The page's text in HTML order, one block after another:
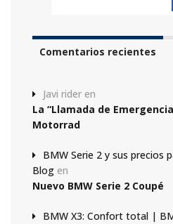
Comentarios recientes
Javi rider en
La “Llamada de
Motorrad
BMW Serie 2 y sus precios
Blog en
Nuevo BMW Serie 2 Coupé
BMW X3: Confort total |